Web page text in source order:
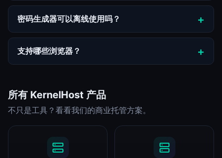
密码生成器可以离线使用吗？
支持哪些浏览器？
所有 KernelHost 产品
不只是工具？看看我们的商业托管方案。